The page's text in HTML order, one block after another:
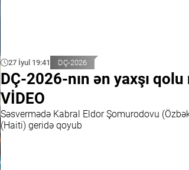
27 İyul 19:41 DÇ-2026
DÇ-2026-nın ən yaxşı
VİDEO
Səsvermədə Kabral Eldor Şomurodovu
(Haiti) geridə qoyub